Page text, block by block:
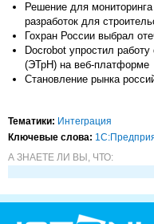
Решение для
разработок для
Гохран России выбрал
Docrobot упростил
(ЭТрН) на веб-платформе
Становление рынка
Тематики: Интеграция
Ключевые слова:
А ЗНАЕТЕ ЛИ ВЫ, ЧТО: